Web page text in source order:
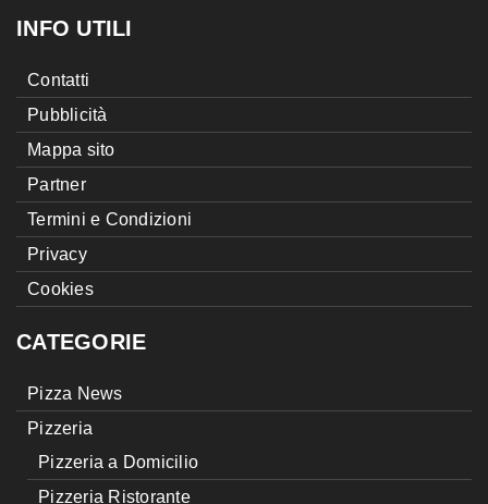
INFO UTILI
Contatti
Pubblicità
Mappa sito
Partner
Termini e Condizioni
Privacy
Cookies
CATEGORIE
Pizza News
Pizzeria
Pizzeria a Domicilio
Pizzeria Ristorante